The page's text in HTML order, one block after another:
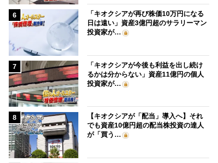
6
「キオクシアが再び株価10万円になる
日は遠い」資産3億円超のサラリーマン
投資家が…
7
「キオクシアが今後も利益を出し続け
るかは分からない」資産11億円の個人
投資家が…
8
【キオクシアが「配当」導入へ】それ
でも資産10億円超の配当株投資の達人
が「買う…